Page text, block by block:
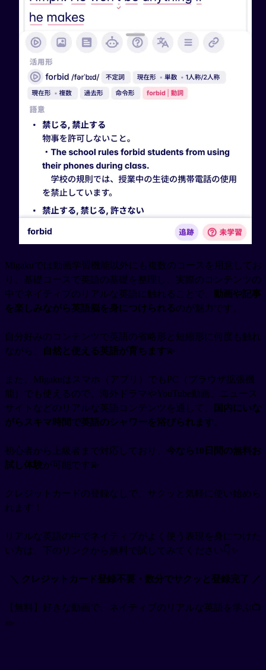
Migakuでは動画学習機能以外にも複数のコースを用意してお
り、基礎コースで英語の基礎を整理し、実際のコンテンツの
中でネイティブのリアルな英語に触れることで、 動画や記事
を楽しみながら英語脳を身につけられるのが魅力です。
自分好みのコンテンツで英語の省略形と短縮形に何度も触れ
ながら、
自然と使える英語が育ちます💫
また、Migakuはスマホ（アプリ）でもPC（ブラウザ拡張機
能）でも使えるので、海外ドラマやYouTube動画、ニュース
サイトなどのリアルな英語コンテンツを通して、
国内にいな
がらスキマ時間で英語のシャワーを浴びられます。
初心者から上級者まで対応しており、 今なら10日間の無料お
試し体験が可能です💫
クレジットカードの登録なしで、サクッと気軽に使い始めら
れます！
リアルな英語の中でネイティブがよく使う表現を身につけた
い方は、下のリンクから無料で試してみてください👇✨
＼ クレジットカード登録不要・数分でサクッと登録完了 ／
【無料】好きな動画で、ネイティブのリアルな英語を学ぶ📺
✏️